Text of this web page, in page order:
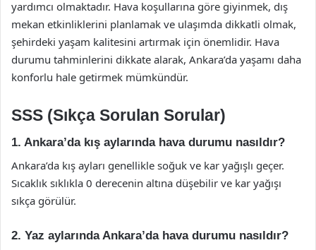
yardımcı olmaktadır. Hava koşullarına göre giyinmek, dış
mekan etkinliklerini planlamak ve ulaşımda dikkatli olmak,
şehirdeki yaşam kalitesini artırmak için önemlidir. Hava
durumu tahminlerini dikkate alarak, Ankara’da yaşamı daha
konforlu hale getirmek mümkündür.
SSS (Sıkça Sorulan Sorular)
1. Ankara’da kış aylarında hava durumu nasıldır?
Ankara’da kış ayları genellikle soğuk ve kar yağışlı geçer.
Sıcaklık sıklıkla 0 derecenin altına düşebilir ve kar yağışı
sıkça görülür.
2. Yaz aylarında Ankara’da hava durumu nasıldır?